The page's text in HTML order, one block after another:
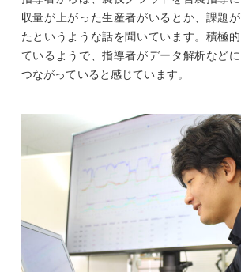
収量が上がった生産者がいるとか、課題
たというような話を聞いています。積極
ているようで、指導者がデータ解析など
つながっていると感じています。